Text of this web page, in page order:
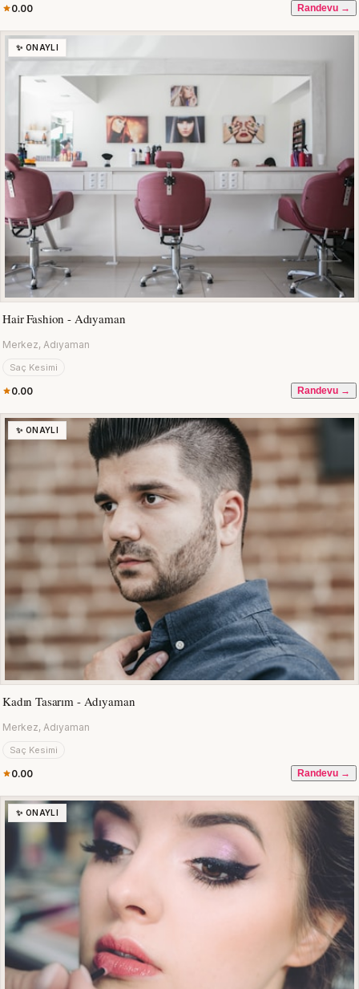
0.00 Randevu →
✨ ONAYLI
Hair Fashion - Adıyaman
Merkez, Adıyaman
Saç Kesimi
0.00 Randevu →
✨ ONAYLI
Kadın Tasarım - Adıyaman
Merkez, Adıyaman
Saç Kesimi
0.00 Randevu →
✨ ONAYLI